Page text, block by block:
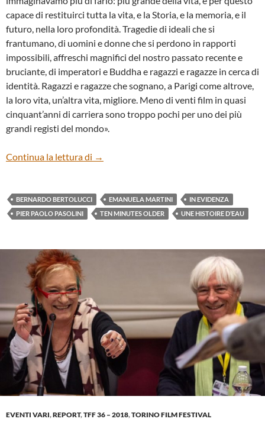
capace di restituirci tutta la vita, e la Storia, e la memoria, e il
futuro, nella loro profondità. Tragedie di ideali che si
frantumano, di uomini e donne che si perdono in rapporti
impossibili, affreschi magnifici del nostro passato recente e
bruciante, di imperatori e Buddha e ragazzi e ragazze in cerca di
identità. Ragazzi e ragazze che sognano, a Parigi come altrove,
la loro vita, un’altra vita, migliore. Meno di venti film in quasi
cinquant’anni di carriera sono troppo pochi per uno dei più
grandi registi del mondo».
Continua la lettura di RICORDO DI BERNARDO BERTOLUCCI
→
BERNARDO BERTOLUCCI EMANUELA MARTINI
IN EVIDENZA
PIER PAOLO PASOLINI
TEN MINUTES OLDER UNE HISTOIRE D’EAU
EVENTI VARI,REPORT,TFF 36 – 2018,TORINO FILM FESTIVAL